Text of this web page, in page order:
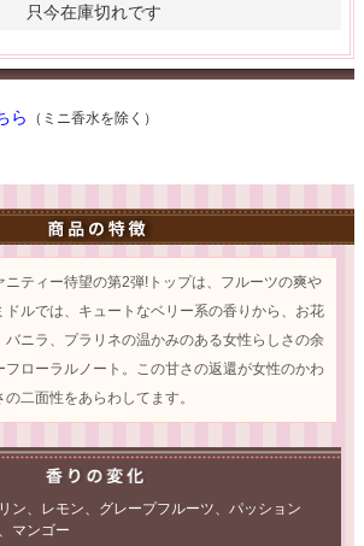
只今在庫切れです
ら （ミニ香水を除く）
ニティー待望の第2弾!トップは、フルーツの爽や
ドルでは、キュートなベリー系の香りから、お花
ニラ、プラリネの温かみのある女性らしさの余
フローラルノート。この甘さの返還が女性のかわ
二面性をあらわしてます。
ン、レモン、グレープフルーツ、パッション
マンゴー